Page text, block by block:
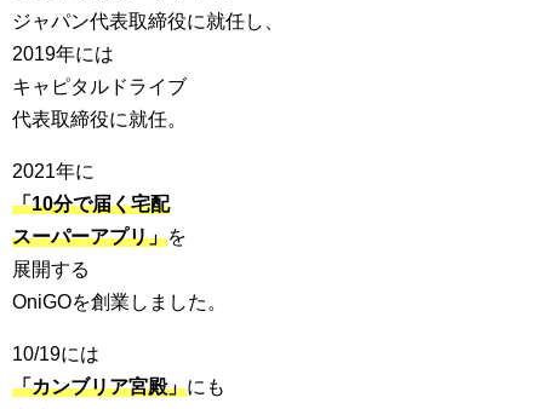
ジャパン代表取締役に就任し、
2019年には
キャピタルドライブ
代表取締役に就任。
2021年に
「10分で届く宅配
スーパーアプリ」を
展開する
OniGOを創業しました。
10/19には
「カンブリア宮殿」にも